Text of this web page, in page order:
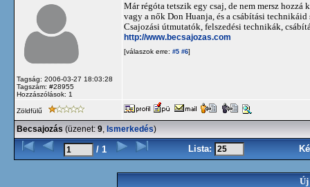
Tagság: 2006-03-27 18:03:28
Tagszám: #28955
Hozzászólások: 1
Már régóta tetszik egy csaj, de nem mersz
vagy a nők Don Huanja, és a csábítási
Csajozási útmutatók, felszedési technikák,
http://www.becsajozas.com
[válaszok erre: #5 #6]
Zöldfülű
Becsajozás (üzenet: 9, Ismerkedés)
/ 1 Lista:
Új